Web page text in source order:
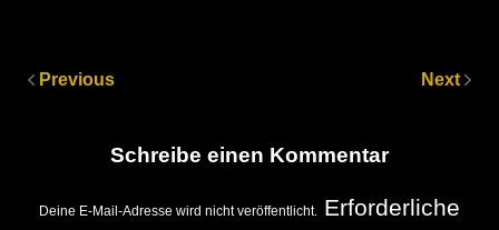
Previous Next
Schreibe einen Kommentar
Deine E-Mail-Adresse wird nicht veröffentlicht.
Erforderliche